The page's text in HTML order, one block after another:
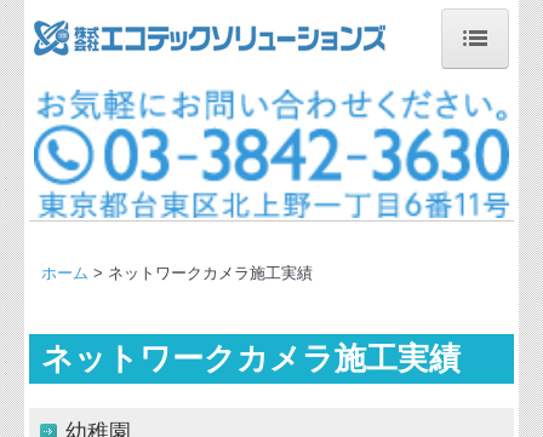
ホーム
会社概要
事業内容
個人情報保護方針
個人情報の取り扱いについて
ホーム > ネットワークカメラ施工実績
ネットワークカメラ施工実績
幼稚園